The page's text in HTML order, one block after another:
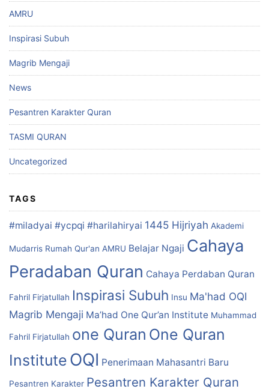
AMRU
Inspirasi Subuh
Magrib Mengaji
News
Pesantren Karakter Quran
TASMI QURAN
Uncategorized
TAGS
#miladyai #ycpqi #harilahiryai 1445 Hijriyah Akademi
Mudarris Rumah Qur'an AMRU Belajar Ngaji Cahaya
Peradaban Quran Cahaya Perdaban Quran
Fahril Firjatullah Inspirasi Subuh Insu Ma'had OQI
Magrib Mengaji Ma’had One Qur’an Institute Muhammad
Fahril Firjatullah one Quran One Quran
Institute OQI Penerimaan Mahasantri Baru
Pesantren Karakter Pesantren Karakter Quran